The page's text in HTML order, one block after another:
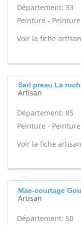
Département: 33
Peinture -
Voir la fiche
Sarl preau La
Artisan
Département: 85
Peinture -
Voir la fiche
Mac-courtage
Artisan
Département: 50